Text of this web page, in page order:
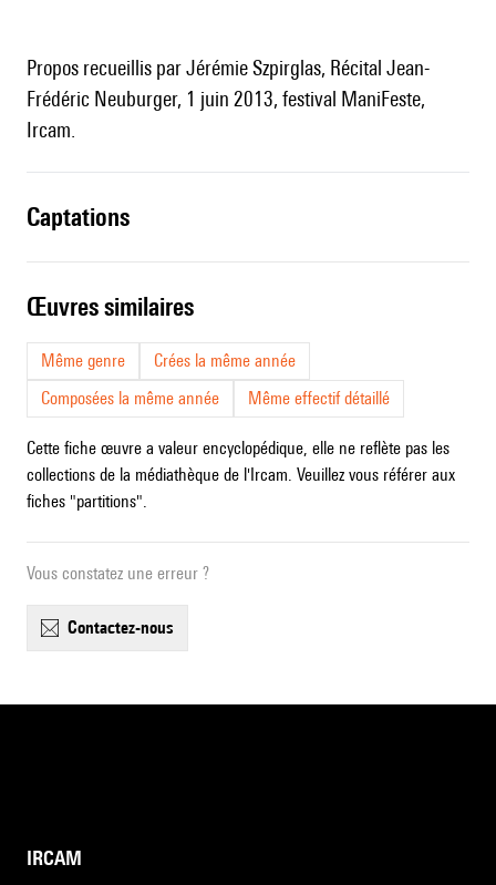
Propos recueillis par Jérémie Szpirglas, Récital Jean-
Frédéric Neuburger, 1 juin 2013, festival ManiFeste,
Ircam.
captations
œuvres similaires
Même genre
Crées la même année
Composées la même année
Même effectif détaillé
Cette fiche œuvre a valeur encyclopédique, elle ne reflète pas les
collections de la médiathèque de l'Ircam. Veuillez vous référer aux
fiches "partitions".
Vous constatez une erreur ?
contactez-nous
IRCAM